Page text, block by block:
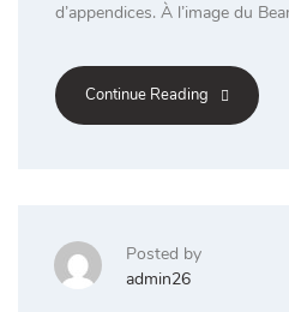
d’appendices. À l’image du
Continue Reading
Posted by
admin26